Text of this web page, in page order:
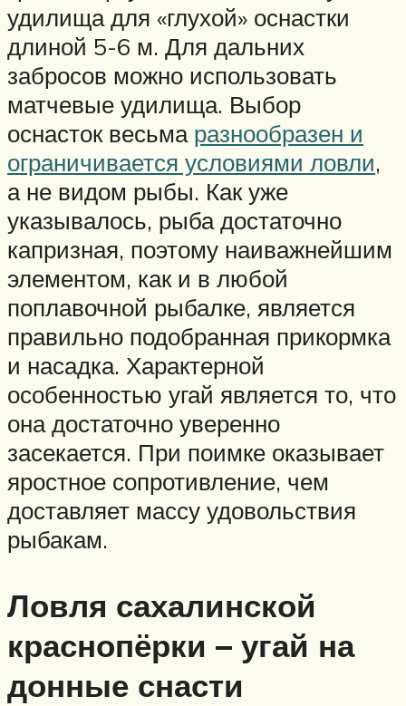
удилища для «глухой» оснастки
длиной 5-6 м. Для дальних
забросов можно использовать
матчевые удилища. Выбор
оснасток весьма разнообразен и
ограничивается условиями ловли,
а не видом рыбы. Как уже
указывалось, рыба достаточно
капризная, поэтому наиважнейшим
элементом, как и в любой
поплавочной рыбалке, является
правильно подобранная прикормка
и насадка. Характерной
особенностью угай является то, что
она достаточно уверенно
засекается. При поимке оказывает
яростное сопротивление, чем
доставляет массу удовольствия
рыбакам.
Ловля сахалинской
краснопёрки – угай на
донные снасти